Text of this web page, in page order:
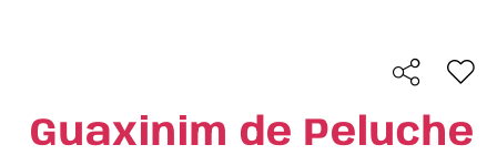
Guaxinim de Peluche